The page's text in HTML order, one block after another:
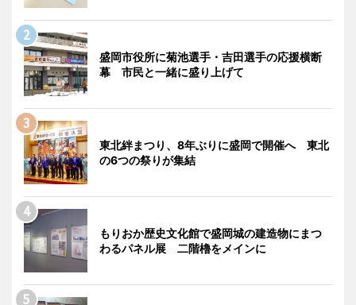
盛岡市役所に菊池選手・吉田選手の応援横断
幕 市民と一緒に盛り上げて
東北絆まつり、8年ぶりに盛岡で開催へ 東北
の6つの祭りが集結
もりおか歴史文化館で盛岡城の建造物にまつ
わるパネル展 二階櫓をメインに